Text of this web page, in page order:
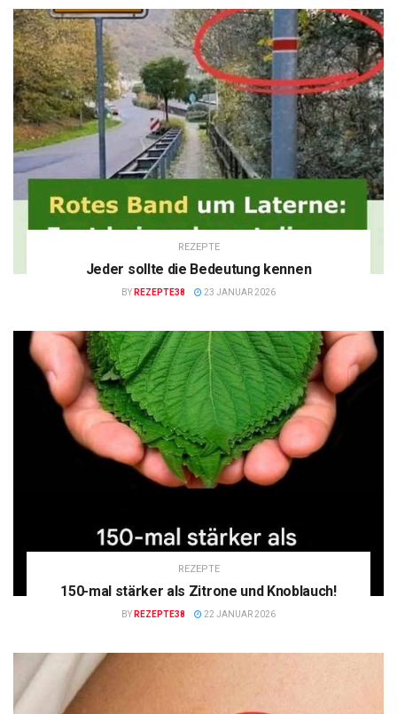
REZEPTE
Jeder sollte die Bedeutung kennen
BY REZEPTE38 23 JANUAR 2026
REZEPTE
150-mal stärker als Zitrone und Knoblauch!
BY REZEPTE38 22 JANUAR 2026